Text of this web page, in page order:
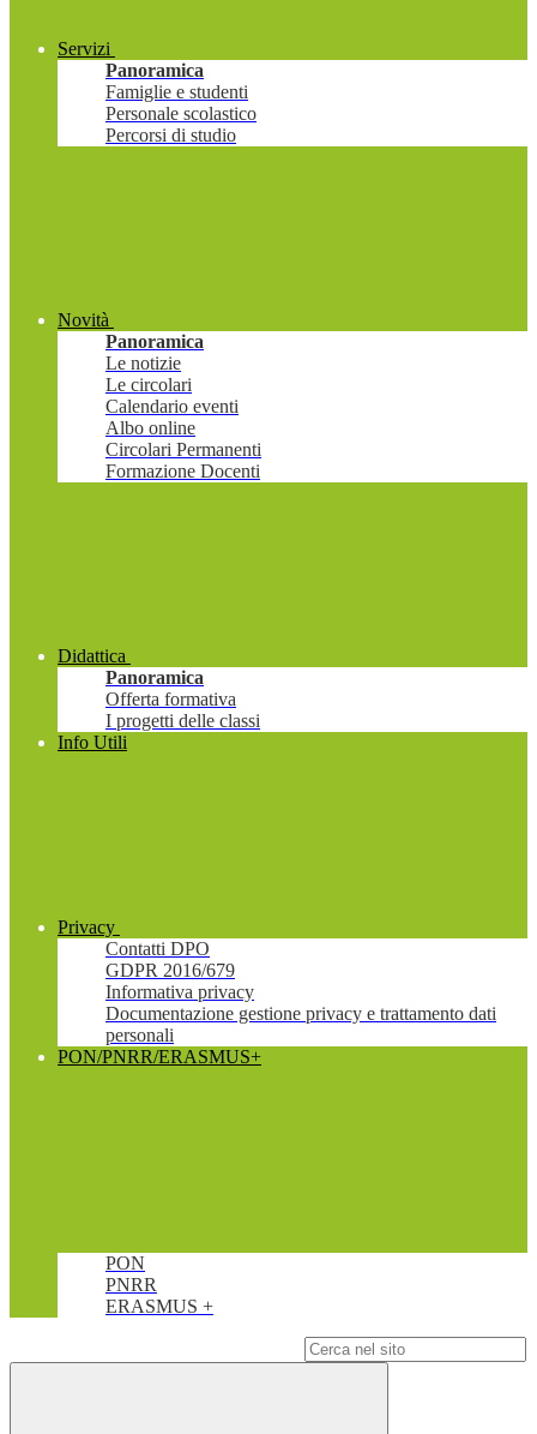
Servizi
Panoramica
Famiglie e studenti
Personale scolastico
Percorsi di studio
Novità
Panoramica
Le notizie
Le circolari
Calendario eventi
Albo online
Circolari Permanenti
Formazione Docenti
Didattica
Panoramica
Offerta formativa
I progetti delle classi
Info Utili
Privacy
Contatti DPO
GDPR 2016/679
Informativa privacy
Documentazione gestione privacy e trattamento dati
personali
PON/PNRR/ERASMUS+
PON
PNRR
ERASMUS +